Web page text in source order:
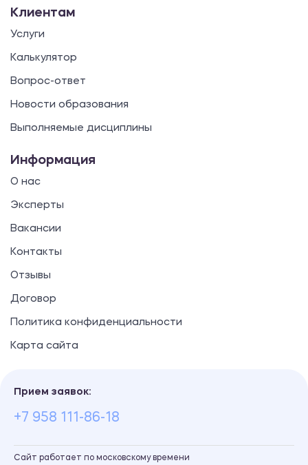
Клиентам
Услуги
Калькулятор
Вопрос-ответ
Новости образования
Выполняемые дисциплины
Информация
О нас
Эксперты
Вакансии
Контакты
Отзывы
Договор
Политика конфиденциальности
Карта сайта
Прием заявок:
+7 958 111-86-18
Сайт работает по московскому времени